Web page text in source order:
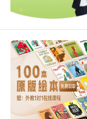
本意思，这是
把单词放入
“apple”，不要
“I eat an apple
顺便学会了单
忆”——给单词
比如记